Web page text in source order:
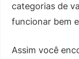
categorias de
funcionar bem
Assim você